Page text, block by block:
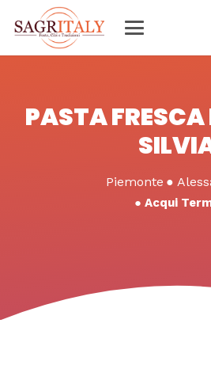
PASTA FRESCA
Piemonte ●
● Acqui